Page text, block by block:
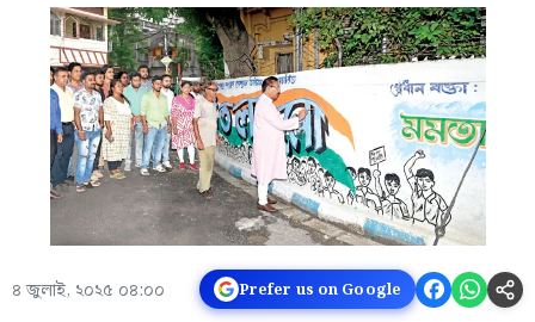
৪ জুলাই, ২০২৫ ০৪:০০ Prefer us on Google